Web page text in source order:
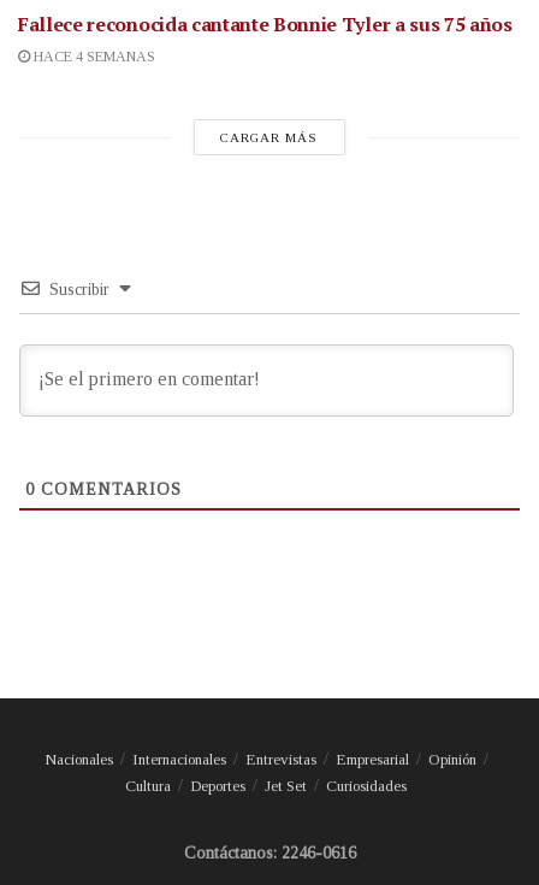
Fallece reconocida cantanteBonnie Tyler a sus 75 años
HACE 4 SEMANAS
CARGAR MÁS
Suscribir
0 COMENTARIOS
Nacionales Internacionales Entrevistas Empresarial
Opinión
Cultura
Deportes Jet Set Curiosidades
Contáctanos: 2246-0616